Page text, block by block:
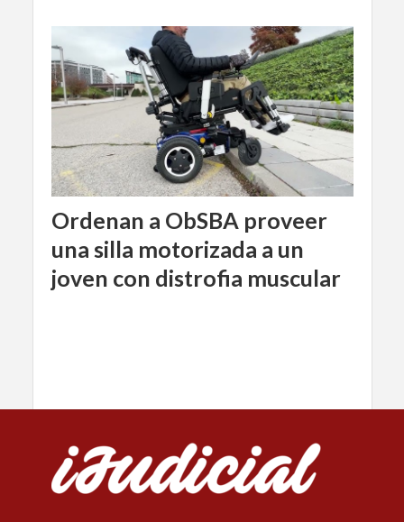
Ordenan a ObSBA proveer
una silla motorizada a un
joven con distrofia muscular